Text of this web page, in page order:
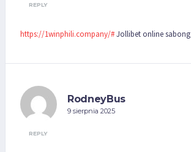
REPLY
https://1winphili.company/#Jollibet online sabong
RodneyBus
9 sierpnia 2025
REPLY